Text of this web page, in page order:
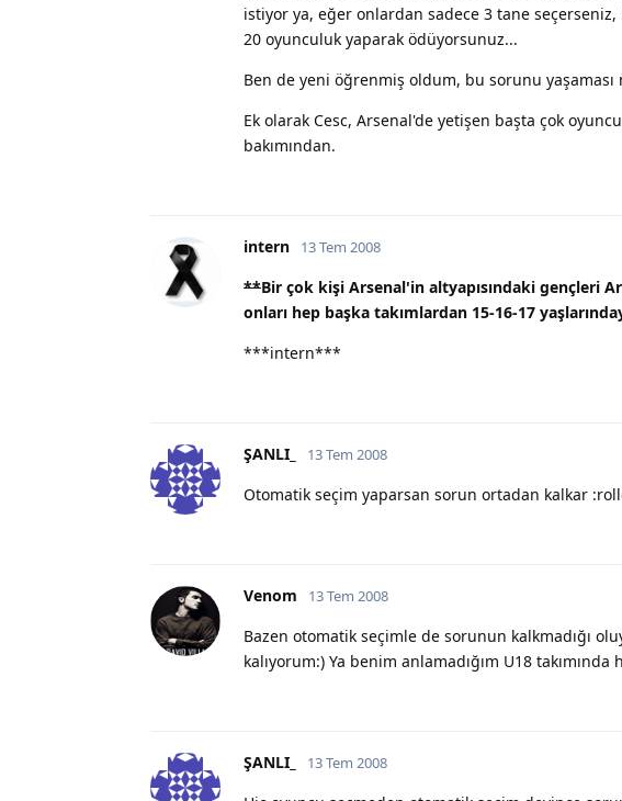
istiyor ya, eğer onlardan sadece 3 tane
20 oyunculuk yaparak ödüyorsunuz...
Ben de yeni öğrenmiş oldum, bu sorunu
Ek olarak Cesc, Arsenal'de yetişen başta çok
bakımından.
intern 13 Tem 2008
**Bir çok kişi Arsenal'in altyapısındaki gençleri
onları hep başka takımlardan 15-16-17
***intern***
ŞANLI_ 13 Tem 2008
Otomatik seçim yaparsan sorun ortadan kalkar
Venom 13 Tem 2008
Bazen otomatik seçimle de sorunun kalkmadığı
kalıyorum:) Ya benim anlamadığım U18 takımında
ŞANLI_ 13 Tem 2008